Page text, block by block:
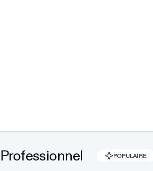
Professionnel POPULAIRE